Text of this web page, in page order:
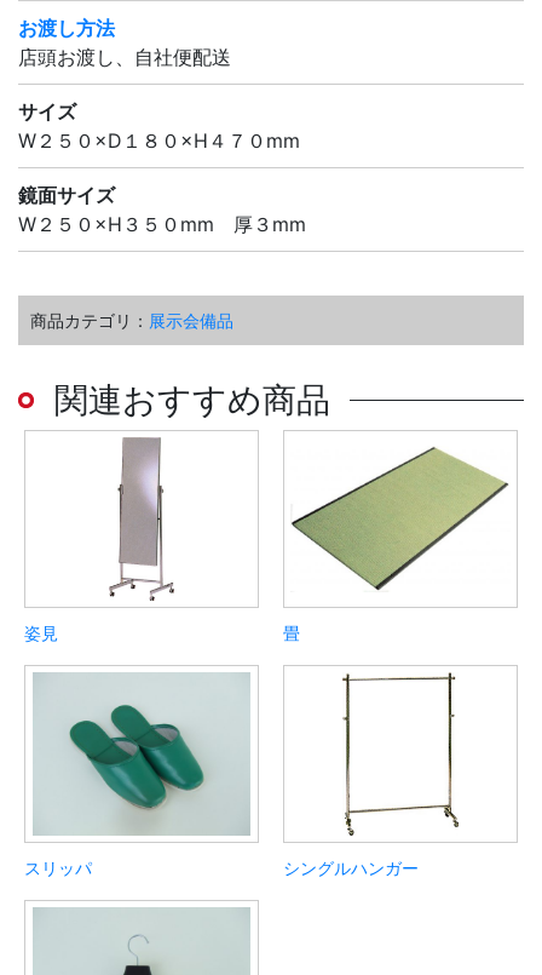
お渡し方法
店頭お渡し、自社便配送
サイズ
W２５０×D１８０×H４７０mm
鏡面サイズ
W２５０×H３５０mm 厚３mm
商品カテゴリ： 展示会備品
関連おすすめ商品
姿見 畳
スリッパ シングルハンガー